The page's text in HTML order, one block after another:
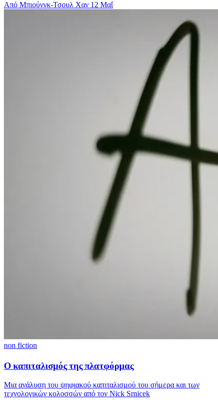
Από Μπιούνγκ-Τσουλ Χαν 12 Μαΐ
non fiction
Ο καπιταλισμός της πλατφόρμας
Μια ανάλυση του ψηφιακού καπιταλισμού του σήμερα και των
τεχνολογικών κολοσσών από τον Nick Srnicek